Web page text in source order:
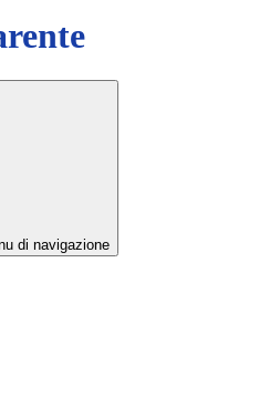
di navigazione